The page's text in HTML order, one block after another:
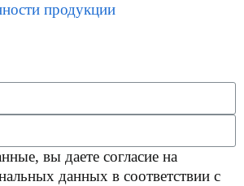
продукции
вы даете согласие на
данных в соответствии с